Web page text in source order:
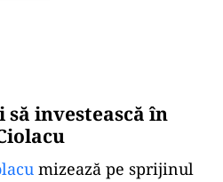
investească în
mizează pe sprijinul